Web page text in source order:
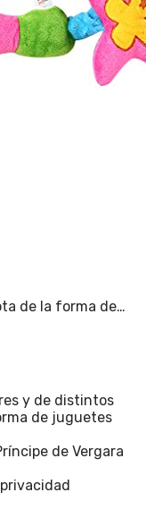
de la forma de…
y de distintos
de juguetes
de Vergara